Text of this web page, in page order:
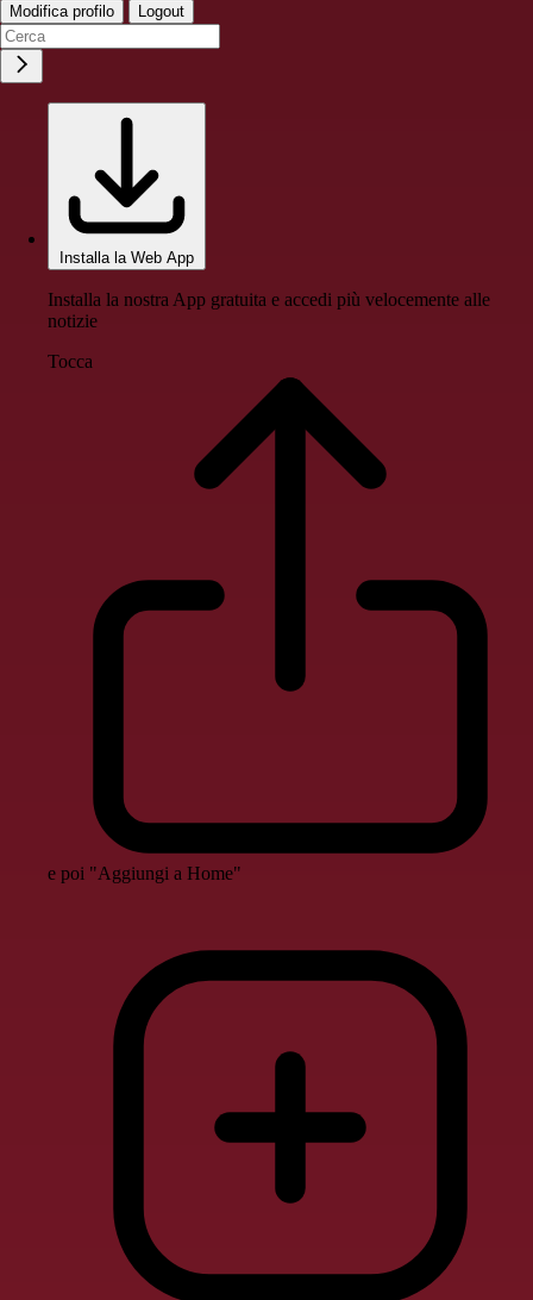
Modifica profilo Logout
Installa la Web App
Installa la nostra App gratuita e accedi più velocemente alle
notizie
Tocca
e poi "Aggiungi a Home"